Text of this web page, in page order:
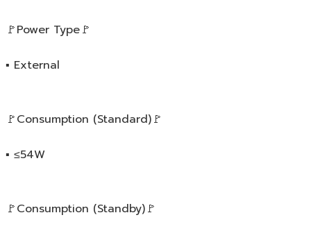
🚩Power Type🚩
▪️ External
🚩Consumption (Standard)🚩
▪️ ≤54W
🚩Consumption (Standby)🚩